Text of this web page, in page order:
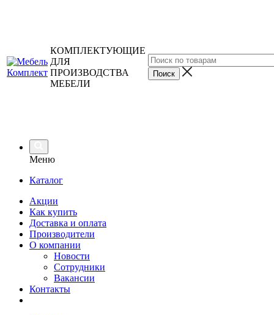
КОМПЛЕКТУЮЩИЕ
ДЛЯ
ПРОИЗВОДСТВА
МЕБЕЛИ
Меню
Каталог
Акции
Как купить
Доставка и оплата
Производители
О компании
Новости
Сотрудники
Вакансии
Контакты